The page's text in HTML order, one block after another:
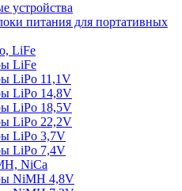
устройства
питания для портативных
LiFe
LiFe
LiPo 11,1V
LiPo 14,8V
LiPo 18,5V
LiPo 22,2V
LiPo 3,7V
LiPo 7,4V
NiCa
NiMH 4,8V